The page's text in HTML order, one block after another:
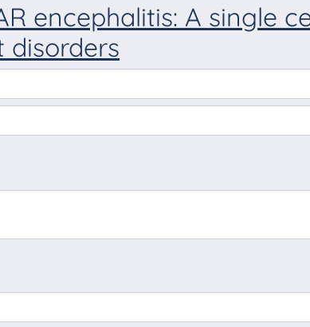
encephalitis: A single
disorders